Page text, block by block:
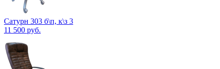
Сатурн 303 б\п, к\з 3
11 500 руб.